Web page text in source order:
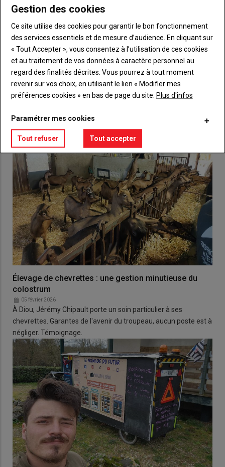
compte pour accéder à tout {nom-site}.
Lien Créez un compte
VOUS AIMEREZ AUSSI
Élevage de chevrettes : une gestion minutieuse du
colostrum
05 février 2026
À Diou, Jérémy Chipault porte un soin particulier à ses
chevrettes. Garantes de l'avenir du troupeau, aucun poste est à
négliger. Témoignage.
Gestion des cookies
Ce site utilise des cookies pour garantir le bon fonctionnement
des services essentiels et de mesure d’audience. En cliquant sur
« Tout Accepter », vous consentez à l’utilisation de ces cookies
et au traitement de vos données à caractère personnel au
regard des finalités décrites. Vous pourrez à tout moment
revenir sur vos choix, en utilisant le lien « Modifier mes
préférences cookies » en bas de page du site. Plus d'infos
Paramétrer mes cookies
Tout refuser Tout accepter